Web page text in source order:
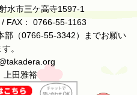
水市三ケ高寺1597-1
FAX： 0766-55-1163
部（0766-55-3342）までお願い
。
上田雅裕